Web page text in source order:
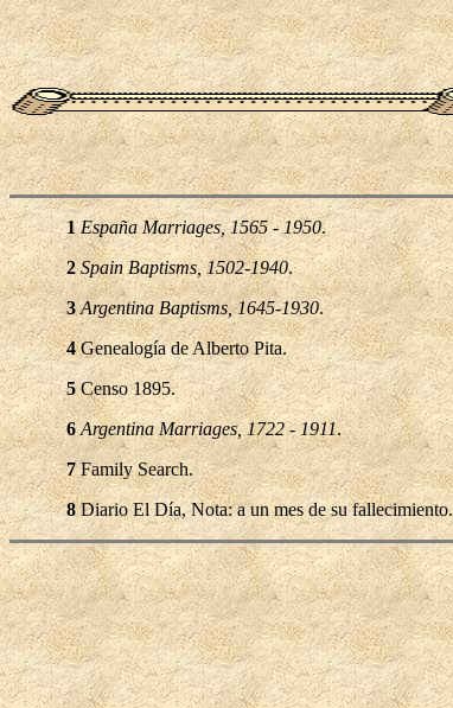
1 España Marriages, 1565 - 1950.
2 Spain Baptisms, 1502-1940.
3 Argentina Baptisms, 1645-1930.
4Genealogía de Alberto Pita.
5 Censo 1895.
6 Argentina Marriages, 1722 - 1911.
7Family Search.
8Diario El Día, Nota: a un mes de su fallecimiento.